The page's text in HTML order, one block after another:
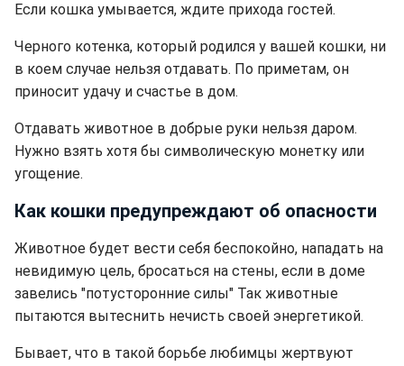
Если кошка умывается, ждите прихода гостей.
Черного котенка, который родился у вашей кошки, ни
в коем случае нельзя отдавать. По приметам, он
приносит удачу и счастье в дом.
Отдавать животное в добрые руки нельзя даром.
Нужно взять хотя бы символическую монетку или
угощение.
Как кошки предупреждают об опасности
Животное будет вести себя беспокойно, нападать на
невидимую цель, бросаться на стены, если в доме
завелись "потусторонние силы" Так животные
пытаются вытеснить нечисть своей энергетикой.
Бывает, что в такой борьбе любимцы жертвуют